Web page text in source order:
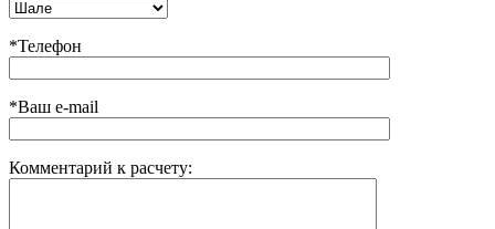
*Телефон
*Ваш e-mail
Комментарий к расчету: